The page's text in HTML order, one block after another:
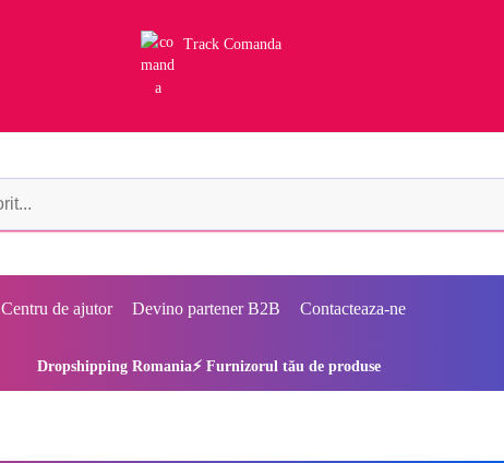
Track Comanda
Centru de ajutor Devino partener B2B Contacteaza-ne
Dropshipping Romania⚡ Furnizorul tău de produse